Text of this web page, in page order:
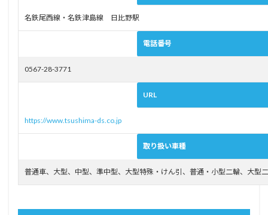
4
校を
通い
なが
許を
名鉄尾西線・名鉄津島線 日比野駅
電話番号
0567-28-3771
URL
https://www.tsushima-ds.co.jp
取り扱い車種
普通車、大型、中型、準中型、大型特殊・けん引、普通・小型二輪、大型